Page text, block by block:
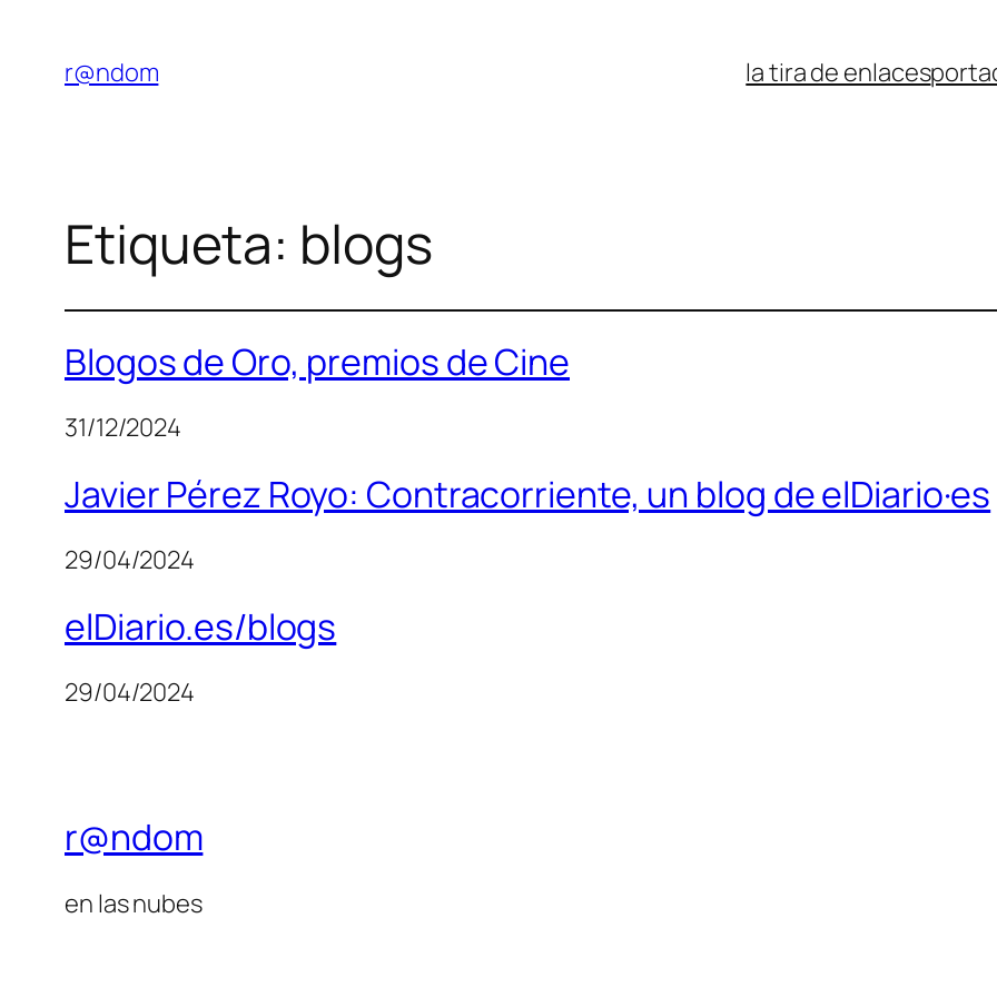
contenido
r@ndom la tira de enlaces
Etiqueta: blogs
Blogos de Oro, premios de Cine
31/12/2024
Javier Pérez Royo: Contracorriente, un blog de elDiario·es
29/04/2024
elDiario.es/blogs
29/04/2024
r@ndom
en las nubes